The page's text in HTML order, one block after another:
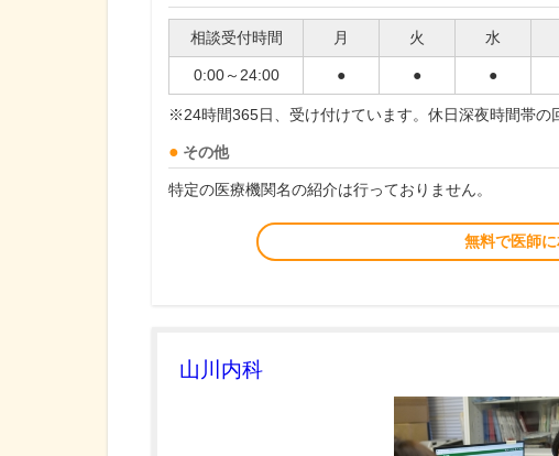
相談受付時間 月 火 水
0:00～24:00 ● ● ●
※24時間365日、受け付けています。休日深夜時間帯の
その他
特定の医療機関名の紹介は行っておりません。
無料で医師
山川内科